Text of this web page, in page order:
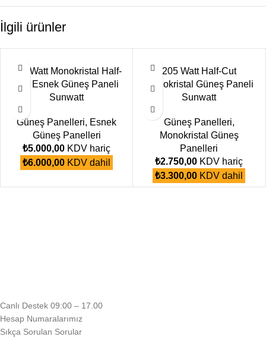
İlgili ürünler
170 Watt Monokristal Half-
Cut Esnek Güneş Paneli
Sunwatt
Güneş Panelleri, Esnek
Güneş Panelleri
₺5.000,00 KDV hariç
₺6.000,00 KDV dahil
205 Watt Half-Cut
Monokristal Güneş Paneli
Sunwatt
Güneş Panelleri,
Monokristal Güneş
Panelleri
₺2.750,00 KDV hariç
₺3.300,00 KDV dahil
Canlı Destek 09:00 – 17.00
Hesap Numaralarımız
Sıkça Sorulan Sorular